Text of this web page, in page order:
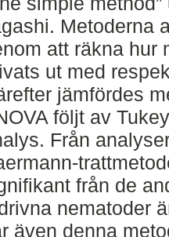
Metoderna
att räkna hur
ut med
jämfördes
följt av
Från
från de
nematoder
även denna